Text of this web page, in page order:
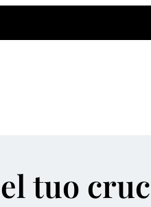
tuo